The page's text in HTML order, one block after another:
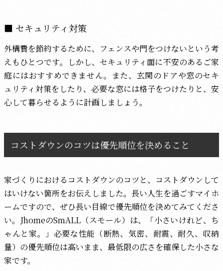
セキュリティ対策
外構費を節約するために、フェンスや門をつけないという考
えもひとつです。しかし、セキュリティ面に不安のあるご家
庭にはおすすめできません。また、玄関のドアや窓のセキ
ュリティ対策をしたり、必要な窓には格子をつけたりと、安
心して暮らせるように計画しましょう。
コストダウンのコツは優先順位を決めること
家づくりにおけるコストダウンのコツと、コストダウンして
はいけない箇所をお伝えしました。長い人生を過ごすマイホ
ームですので、ぜひ長い目線で優先順位を決めてみてくださ
い。JhomeのSmALL（スモール）は、「小さいけれど、ち
ゃんと家。」必要な性能（断熱、気密、耐震、耐久、収納
量）の優先順位は高いまま、最低限の広さを確保した小さな
家です。